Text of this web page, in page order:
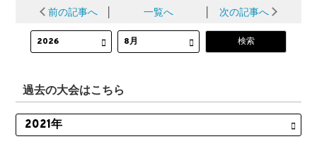
前の記事へ │ 一覧へ │ 次の記事へ
過去の大会はこちら